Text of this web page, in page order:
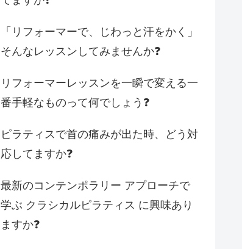
「リフォーマーで、じわっと汗をかく」
そんなレッスンしてみませんか❓
リフォーマーレッスンを一瞬で変える一
番手軽なものって何でしょう❓
ピラティスで首の痛みが出た時、どう対
応してますか❓
最新のコンテンポラリー アプローチで
学ぶ クラシカルピラティス に興味あり
ますか❓